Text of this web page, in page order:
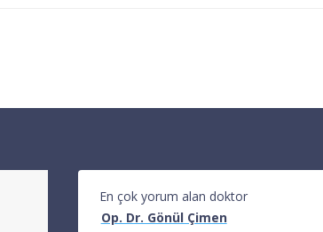
En çok yorum alan doktor
Op. Dr. Gönül Çimen